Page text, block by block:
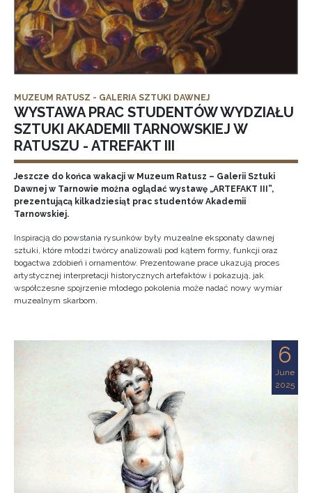
MUZEUM RATUSZ - GALERIA SZTUKI DAWNEJ
WYSTAWA PRAC STUDENTÓW WYDZIAŁU
SZTUKI AKADEMII TARNOWSKIEJ W
RATUSZU - ATREFAKT III
Jeszcze do końca wakacji w Muzeum Ratusz – Galerii Sztuki
Dawnej w Tarnowie można oglądać wystawę „ARTEFAKT III”,
prezentującą kilkadziesiąt prac studentów Akademii
Tarnowskiej.
Inspiracją do powstania rysunków były muzealne eksponaty dawnej
sztuki, które młodzi twórcy analizowali pod kątem formy, funkcji oraz
bogactwa zdobień i ornamentów. Prezentowane prace ukazują proces
artystycznej interpretacji historycznych artefaktów i pokazują, jak
współczesne spojrzenie młodego pokolenia może nadać nowy wymiar
muzealnym skarbom.
6
June
2025